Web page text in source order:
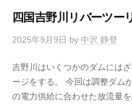
四国吉野川リバーツー
2025年9月9日 by 中沢 静登
吉野川はいくつかのダムには
ージをする。 今回は調整ダム
の電力供給に合わせた放流量